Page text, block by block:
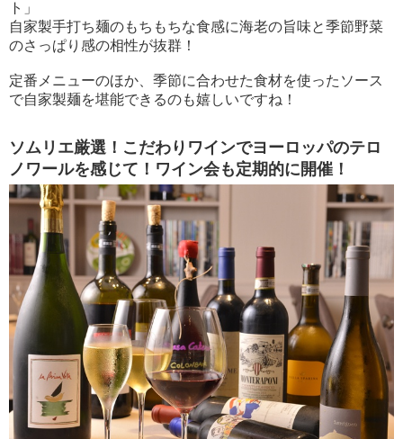
ト」
自家製手打ち麺のもちもちな食感に海老の旨味と季節野菜
のさっぱり感の相性が抜群！
定番メニューのほか、季節に合わせた食材を使ったソース
で自家製麺を堪能できるのも嬉しいですね！
ソムリエ厳選！こだわりワインでヨーロッパのテロ
ノワールを感じて！ワイン会も定期的に開催！